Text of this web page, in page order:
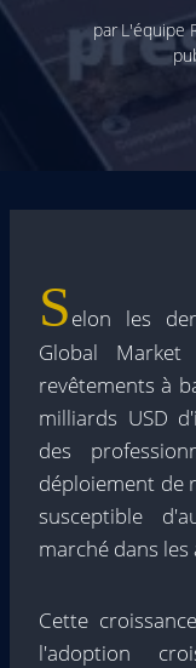
parL'équipe
Selon les
Global
revêtements à
milliards USD
des
déploiement de
susceptible
marché dans les
Cette
l'adoption